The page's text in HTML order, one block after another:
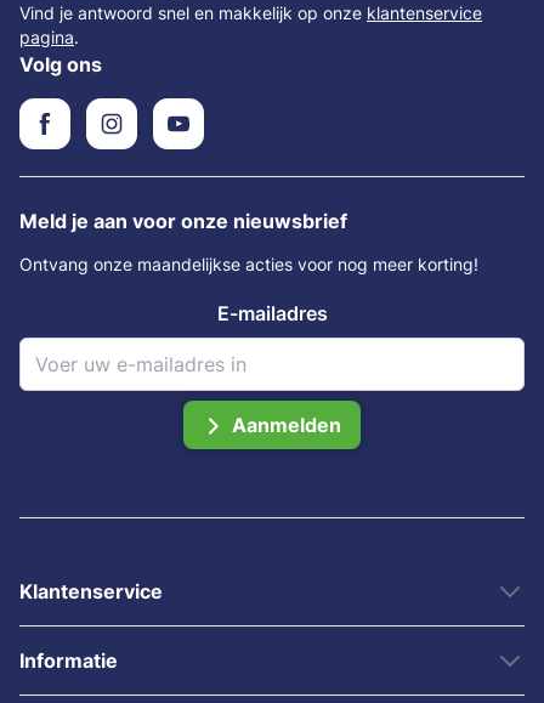
Vind je antwoord snel en makkelijk op onze klantenservice
pagina.
Volg ons
Meld je aan voor onze nieuwsbrief
Ontvang onze maandelijkse acties voor nog meer korting!
E-mailadres
Aanmelden
Klantenservice
Informatie